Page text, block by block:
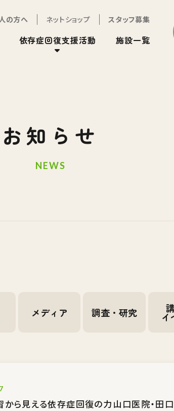
の方へ ネットショップ スタッフ募集
依存症回復支援活動 施設一覧
お知らせ
NEWS
メディア 調査・研究 イ
ら見える依存症回復の力――山口医院・田